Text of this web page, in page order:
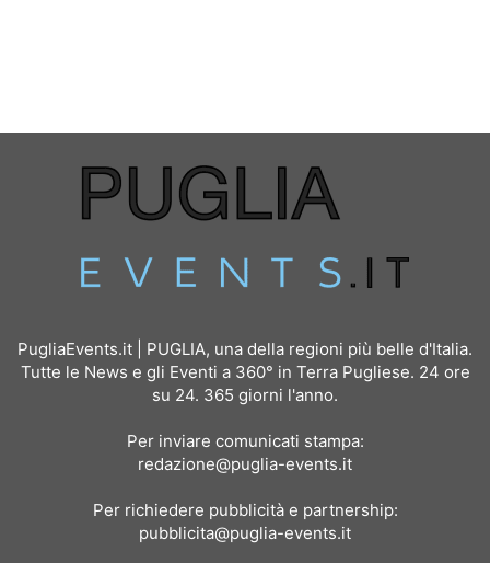
PugliaEvents.it | PUGLIA, una della regioni più belle d'Italia.
Tutte le News e gli Eventi a 360° in Terra Pugliese. 24 ore
su 24. 365 giorni l'anno.
Per inviare comunicati stampa:
redazione@puglia-events.it
Per richiedere pubblicità e partnership:
pubblicita@puglia-events.it